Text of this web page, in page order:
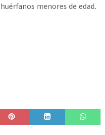
menores de edad.